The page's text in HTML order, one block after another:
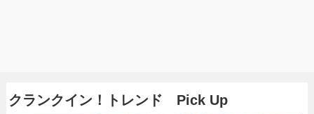
クランクイン！トレンド Pick Up